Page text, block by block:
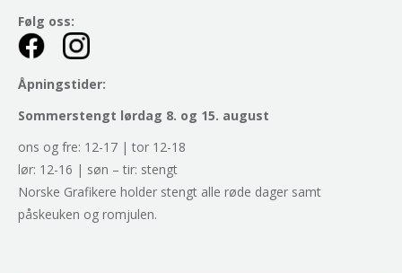
Følg oss:
Åpningstider:
Sommerstengt lørdag 8. og 15. august
ons og fre: 12-17 | tor 12-18
lør: 12-16 | søn – tir: stengt
Norske Grafikere holder stengt alle røde dager samt
påskeuken og romjulen.